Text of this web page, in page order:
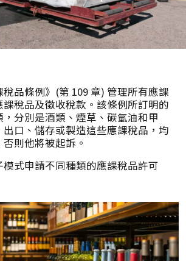
品條例》(第 109 章) 管理所有應課
稅品及徵收稅款。該條例所訂明的
分別是酒類、煙草、碳氫油和甲
口、儲存或製造這些應課稅品，均
則他將被起訴。
式申請不同種類的應課稅品許可